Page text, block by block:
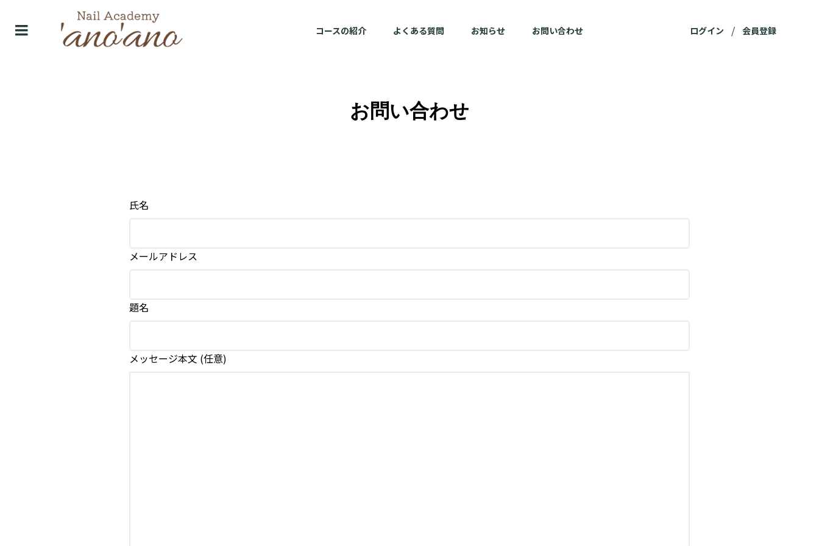
コースの紹介 よくある質問 お知らせ お問い合わせ ログイン 会員登録
お問い合わせ
氏名
メールアドレス
題名
メッセージ本文 (任意)